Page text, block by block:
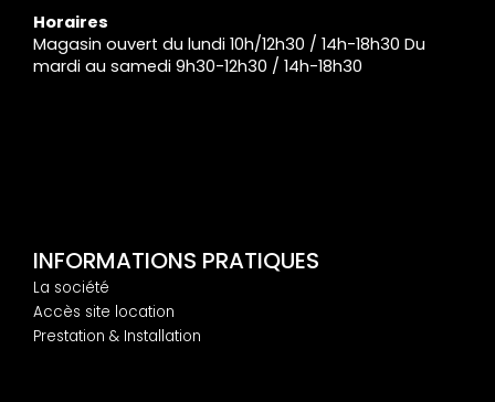
Horaires
Magasin ouvert du lundi 10h/12h30 / 14h-18h30 Du
mardi au samedi 9h30-12h30 / 14h-18h30
INFORMATIONS PRATIQUES
La société
Accès site location
Prestation & Installation